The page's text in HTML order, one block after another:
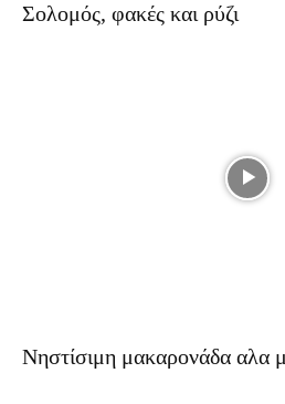
Σολομός, φακές και ρύζι
Νηστίσιμη μακαρονάδα αλα